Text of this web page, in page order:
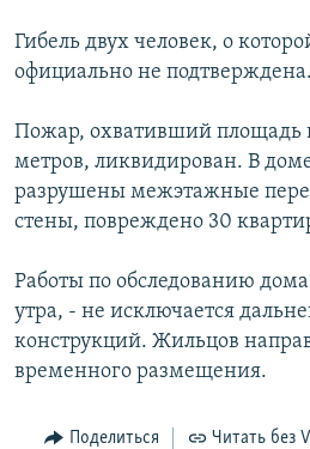
СОЦИАЛЬНЫЕ СЕТИ
Все сайты РСЕ/РС
Гибель двух человек, о
официально не подтверждена.
Пожар, охвативший площадь
метров, ликвидирован. В
разрушены межэтажные
стены, повреждено 30
Работы по обследованию
утра, - не исключается
конструкций. Жильцов
временного размещения.
Поделиться Читать без